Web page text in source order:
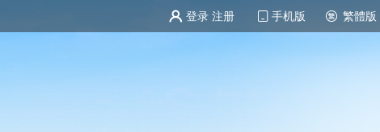
登录 注册 手机版 繁體版